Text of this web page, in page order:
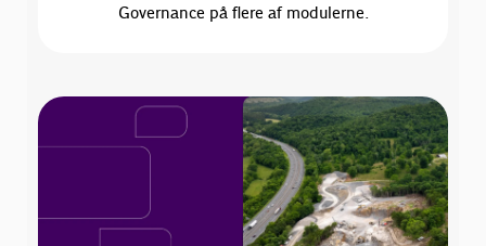
Governance på flere af modulerne.